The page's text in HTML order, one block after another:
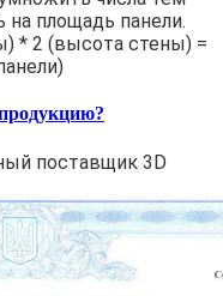
площадь панели.
* 2 (высота стены) =
поставщик 3D